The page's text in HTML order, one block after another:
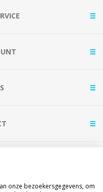
onze bezoekersgegevens, om